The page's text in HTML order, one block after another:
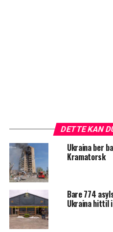
DETTE KAN
Ukraina ber
Kramatorsk
Bare 774
Ukraina hittil